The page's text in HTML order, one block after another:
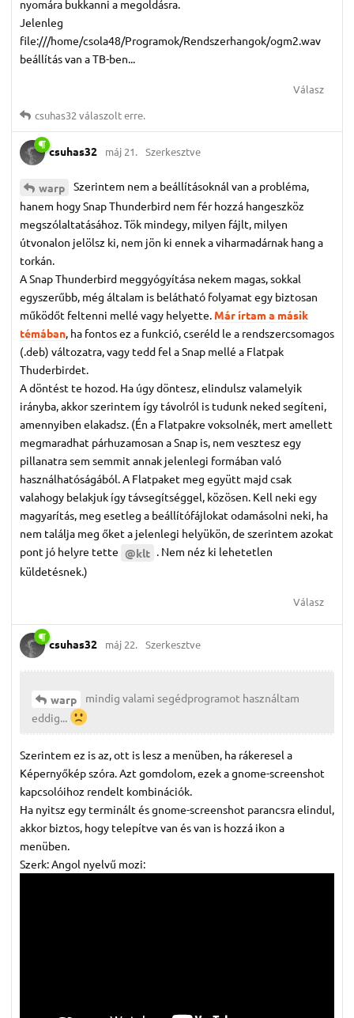
nyomára bukkanni a megoldásra.
Jelenleg
file:///home/csola48/Programok/Rendszerhangok/ogm2.wav
beállítás van a TB-ben...
Válasz
csuhas32válaszolt erre.
csuhas32 máj 21. Szerkesztve
warp
Szerintem nem a beállításoknál van a probléma,
hanem hogy Snap Thunderbird nem fér hozzá hangeszköz
megszólaltatásához. Tök mindegy, milyen fájlt, milyen
útvonalon jelölsz ki, nem jön ki ennek a viharmadárnak hang a
torkán.
A Snap Thunderbird meggyógyítása nekem magas, sokkal
egyszerűbb, még általam is belátható folyamat egy biztosan
működőt feltenni mellé vagy helyette. Már írtam a másik
témában, ha fontos ez a funkció, cseréld le a rendszercsomagos
(.deb) változatra, vagy tedd fel a Snap mellé a Flatpak
Thuderbirdet.
A döntést te hozod. Ha úgy döntesz, elindulsz valamelyik
irányba, akkor szerintem így távolról is tudunk neked segíteni,
amennyiben elakadsz. (Én a Flatpakre voksolnék, mert amellett
megmaradhat párhuzamosan a Snap is, nem vesztesz egy
pillanatra sem semmit annak jelenlegi formában való
használhatóságából. A Flatpaket meg együtt majd csak
valahogy belakjuk így távsegítséggel, közösen. Kell neki egy
magyarítás, meg esetleg a beállítófájlokat odamásolni neki, ha
nem találja meg őket a jelenlegi helyükön, de szerintem azokat
pont jó helyre tette @klt . Nem néz ki lehetetlen
küldetésnek.)
Válasz
csuhas32 máj 22. Szerkesztve
warp
mindig valami segédprogramot használtam
eddig...
Szerintem ez is az, ott is lesz a menüben, ha rákeresel a
Képernyőkép szóra. Azt gomdolom, ezek a gnome-screenshot
kapcsolóihoz rendelt kombinációk.
Ha nyitsz egy terminált és gnome-screenshot parancsra elindul,
akkor biztos, hogy telepítve van és van is hozzá ikon a
menüben.
Szerk: Angol nyelvű mozi: